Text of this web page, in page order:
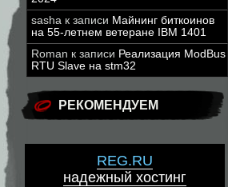
sasha к записи Майнинг биткоинов
на 55-летнем ветеране IBM 1401
Roman к записи Реализация ModBus
RTU Slave на stm32
РЕКОМЕНДУЕМ
REG.RU
надежный хостинг